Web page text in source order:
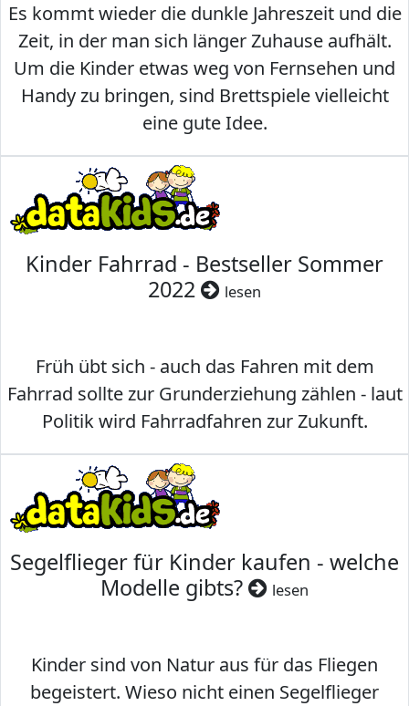
Es kommt wieder die dunkle Jahreszeit und die
Zeit, in der man sich länger Zuhause aufhält.
Um die Kinder etwas weg von Fernsehen und
Handy zu bringen, sind Brettspiele vielleicht
eine gute Idee.
Kinder Fahrrad - Bestseller Sommer
2022
lesen
Früh übt sich - auch das Fahren mit dem
Fahrrad sollte zur Grunderziehung zählen - laut
Politik wird Fahrradfahren zur Zukunft.
Segelflieger für Kinder kaufen - welche
Modelle gibts?
lesen
Kinder sind von Natur aus für das Fliegen
begeistert. Wieso nicht einen Segelflieger